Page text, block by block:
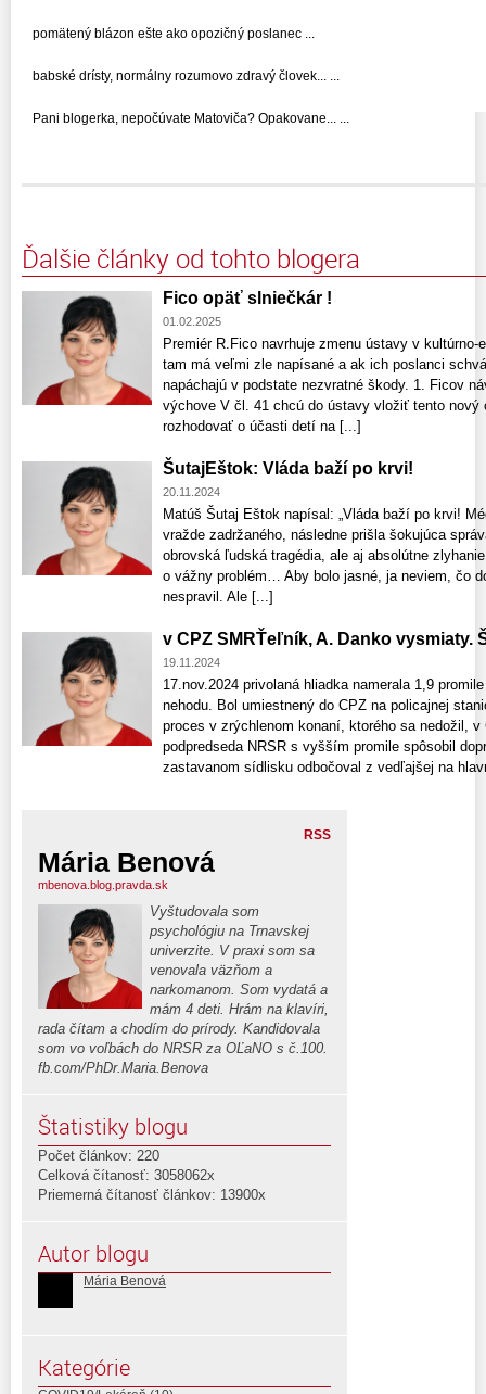
pomätený blázon ešte ako opozičný poslanec ...
babské drísty, normálny rozumovo zdravý človek... ...
Pani blogerka, nepočúvate Matoviča? Opakovane... ...
Ďalšie články od tohto blogera
Fico opäť slniečkár !
01.02.2025
Premiér R.Fico navrhuje zmenu ústavy v
tam má veľmi zle napísané a ak ich poslanci
napáchajú v podstate nezvratné škody. 1. Ficov
výchove V čl. 41 chcú do ústavy vložiť tento nový
rozhodovať o účasti detí na [...]
ŠutajEštok: Vláda baží po krvi!
20.11.2024
Matúš Šutaj Eštok napísal: „Vláda baží po krvi!
vražde zadržaného, následne prišla šokujúca
obrovská ľudská tragédia, ale aj absolútne
o vážny problém… Aby bolo jasné, ja neviem, čo
nespravil. Ale [...]
v CPZ SMRŤeľník, A. Danko vysmiaty.
19.11.2024
17.nov.2024 privolaná hliadka namerala 1,9
nehodu. Bol umiestnený do CPZ na policajnej
proces v zrýchlenom konaní, ktorého sa nedožil,
podpredseda NRSR s vyšším promile spôsobil
zastavanom sídlisku odbočoval z vedľajšej na
RSS
Mária Benová
mbenova.blog.pravda.sk
Vyštudovala som
psychológiu na Trnavskej
univerzite. V praxi som sa
venovala väzňom a
narkomanom. Som vydatá a
mám 4 deti. Hrám na klavíri,
rada čítam a chodím do prírody. Kandidovala
som vo voľbách do NRSR za OĽaNO s č.100.
fb.com/PhDr.Maria.Benova
Štatistiky blogu
Počet článkov: 220
Celková čítanosť: 3058062x
Priemerná čítanosť článkov: 13900x
Autor blogu
Mária Benová
Kategórie